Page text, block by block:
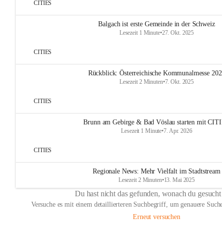
CITIES
Balgach ist erste Gemeinde in der Schweiz
Lesezeit 1 Minute•27. Okt. 2025
CITIES
Rückblick: Österreichische Kommunalmesse
Lesezeit 2 Minuten•7. Okt. 2025
CITIES
Brunn am Gebirge & Bad Vöslau starten mit
Lesezeit 1 Minute•7. Apr. 2026
CITIES
Regionale News: Mehr Vielfalt im Stadtstream
Lesezeit 2 Minuten•13. Mai 2025
Du hast nicht das gefunden, wonach du gesucht
Versuche es mit einem detaillierteren Suchbegriff, um genauere
Erneut versuchen